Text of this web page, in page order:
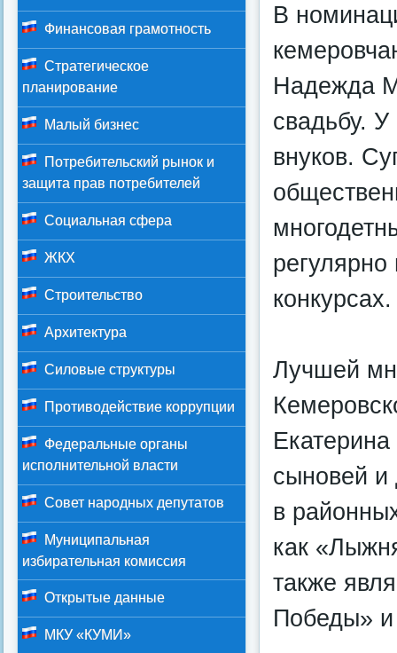
В
Надежда
свадьбу.
внуков.
конкурсах.
Лучшей
сыновей и
в
как
также
Победы»
Финансовая грамотность
Стратегическое
планирование
Малый бизнес
Потребительский рынок и
защита прав потребителей
Социальная сфера
ЖКХ
Строительство
Архитектура
Силовые структуры
Противодействие коррупции
Федеральные органы
исполнительной власти
Совет народных депутатов
Муниципальная
избирательная комиссия
Открытые данные
МКУ «КУМИ»